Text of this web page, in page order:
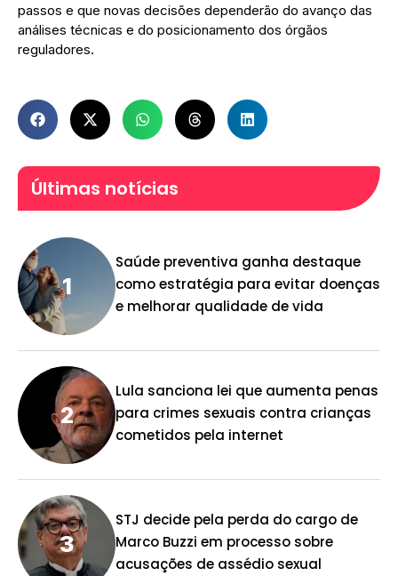
passos e que novas decisões dependerão do avanço das
análises técnicas e do posicionamento dos órgãos
reguladores.
Últimas notícias
Saúde preventiva ganha destaque
como estratégia para evitar doenças
e melhorar qualidade de vida
Lula sanciona lei que aumenta penas
para crimes sexuais contra crianças
cometidos pela internet
STJ decide pela perda do cargo de
Marco Buzzi em processo sobre
acusações de assédio sexual